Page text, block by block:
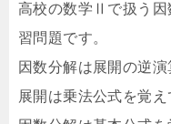
高校の数学Ⅱで扱う因
習問題です。
因数分解は展開の逆演
展開は乗法公式を覚